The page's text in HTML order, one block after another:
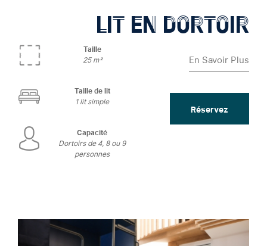
LIT EN DORTOIR
Taille
25 m²
Taille de lit
1 lit simple
Capacité
Dortoirs de 4, 8 ou 9
personnes
En Savoir Plus
Réservez